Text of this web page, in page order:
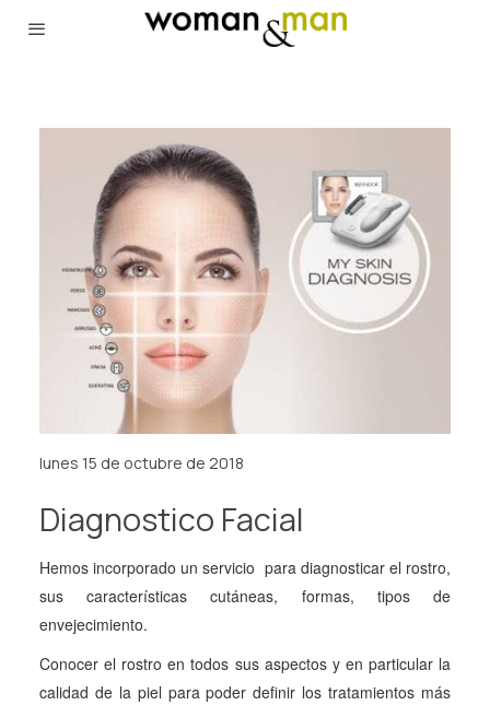
lunes 15 de octubre de 2018
Diagnostico Facial
Hemos incorporado un servicio para diagnosticar el rostro,
sus características cutáneas, formas, tipos de
envejecimiento.
Conocer el rostro en todos sus aspectos y en particular la
calidad de la piel para poder definir los tratamientos más